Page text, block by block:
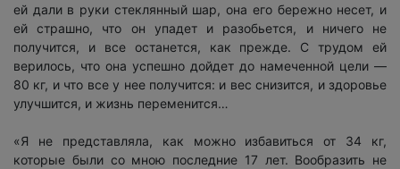
ей дали в руки стеклянный шар, она его бережно несет, и
ей страшно, что он упадет и разобьется, и ничего не
получится, и все останется, как прежде. С трудом ей
верилось, что она успешно дойдет до намеченной цели —
80 кг, и что все у нее получится: и вес снизится, и здоровье
улучшится, и жизнь переменится…
«Я не представляла, как можно избавиться от 34 кг,
которые были со мною последние 17 лет. Вообразить не